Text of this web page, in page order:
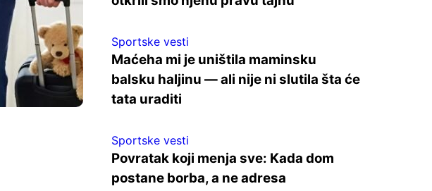
Sportske vesti
Maćeha mi je uništila maminsku
balsku haljinu — ali nije ni slutila šta će
tata uraditi
Sportske vesti
Povratak koji menja sve: Kada dom
postane borba, a ne adresa